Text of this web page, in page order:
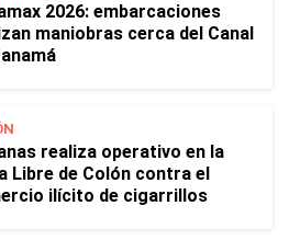
2026: embarcaciones
maniobras cerca del Canal
realiza operativo en la
Libre de Colón contra el
ilícito de cigarrillos